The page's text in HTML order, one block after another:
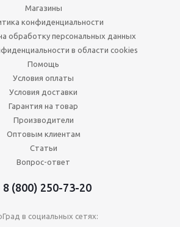
Магазины
конфиденциальности
обработку персональных данных
в области cookies
Помощь
Условия оплаты
Условия доставки
Гарантия на товар
Производители
Оптовым клиентам
Статьи
Вопрос-ответ
8 (800) 250-73-20
в социальных сетях: